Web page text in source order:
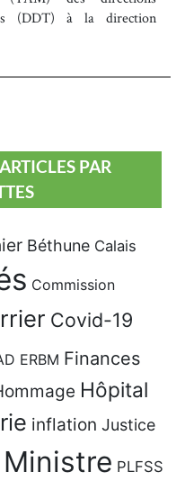
(DDT) à la direction
PAR
Béthune Calais
Commission
Covid-19
ERBM Finances
Hôpital
inflation Justice
Ministre PLFSS